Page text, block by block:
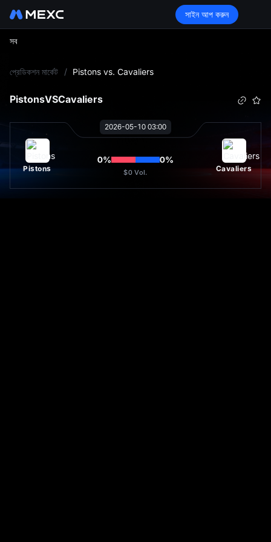
সাইন আপ করুন
সব
প্রেডিকশন মার্কেট / Pistons vs. Cavaliers
PistonsVSCavaliers
2026-05-10 03:00
Pistons
0% 0%
$0 Vol. Cavaliers